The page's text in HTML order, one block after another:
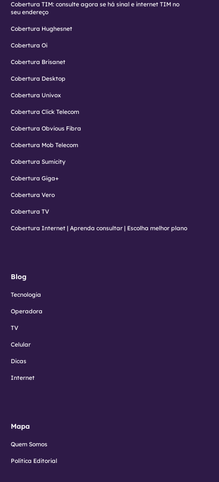
Cobertura TIM: consulte agora se há sinal e internet TIM no
seu endereço
Cobertura Hughesnet
Cobertura Oi
Cobertura Brisanet
Cobertura Desktop
Cobertura Univox
Cobertura Click Telecom
Cobertura Obvious Fibra
Cobertura Mob Telecom
Cobertura Sumicity
Cobertura Giga+
Cobertura Vero
Cobertura TV
Cobertura Internet | Aprenda consultar | Escolha melhor plano
Blog
Tecnologia
Operadora
TV
Celular
Dicas
Internet
Mapa
Quem Somos
Política Editorial